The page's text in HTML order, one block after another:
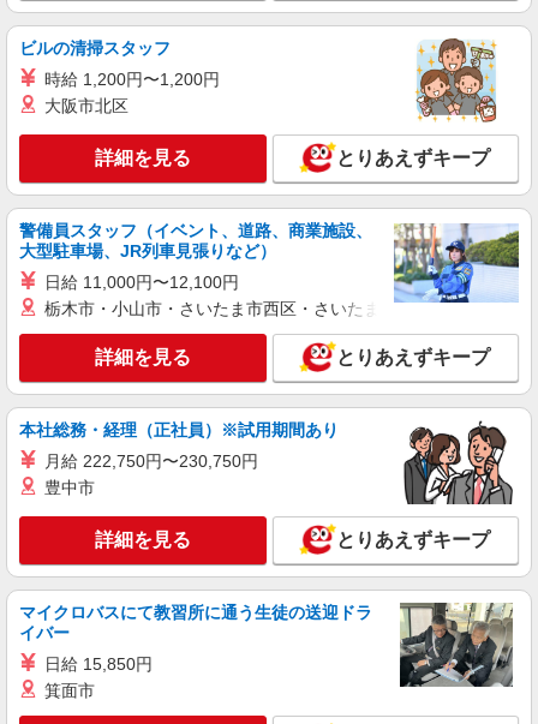
尼崎ケアセンターそよ風：RO44604
デイサービス 介護スタッフ
【月給】229,320円〜269,320円 ▼給与詳細 処
12月） ※業績による 特別報酬：平均33.8万円（最
高額130万円） ※2025年6月支給実績 ※処遇改善
手当は試用期間中(3ヶ月)は支給なし
キープ 詳細を見る
正社員
尼崎ケアセンターそよ風：RO43170
デイサービス 介護リーダー
【月給】247,320円〜302,320円 ▼給与詳細 資
格手当：10,000円 処遇改善手当：34,320円 住宅手
当：規定あり （規定あり） 精勤手当：8,000円 調
整手当：０〜10,000円 ▼下記別途支給 通勤手当：
月・12月） 昇給年1回（4月） 特別報酬：平均
33.8万円（最高額130万円） ※2025年6月支給実績
※処遇改善手当は試用期間中(3ヶ月)は支給なし
兵庫県尼崎市食満7-17-1
キープ
パート
尼崎ケアセンターそよ風：RO35997
グループホーム 夜勤専従介護職
【時給】1,420円〜 ▼給与詳細 処遇改善手
当：220円/時 夜勤手当:6,000円/回 ※夜勤1回あた
り28,720円（処遇改善手当含） ▼下記別途支給 通
勤手当 年末年始手当：380円/時 寸志あり：年2回
兵庫県尼崎市食満7-17-1
キープ 詳細を見る
パート
ビルの清掃スタッフ
時給 1,200円〜1,200円
大阪市北区
詳細を見る とりあえずキープ
警備員スタッフ（イベント、道路、商業施設、
大型駐車場、JR列車見張りなど）
日給 11,000円〜12,100円
栃木市・小山市・さいたま市西区・さいたま市岩槻区・久喜市・
詳細を見る とりあえずキープ
本社総務・経理（正社員）※試用期間あり
月給 222,750円〜230,750円
豊中市
詳細を見る とりあえずキープ
マイクロバスにて教習所に通う生徒の送迎ドラ
イバー
日給 15,850円
箕面市